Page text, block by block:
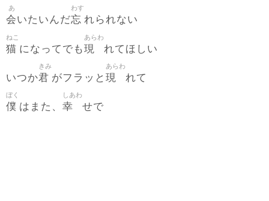
会
あ
いたいんだ忘
わす
れられない
猫
ねこ
になってでも現
あらわ
れてほしい
いつか君
きみ
がフラッと 現
あらわ
れて
僕
ぼく
はまた、 幸
しあわ
せで